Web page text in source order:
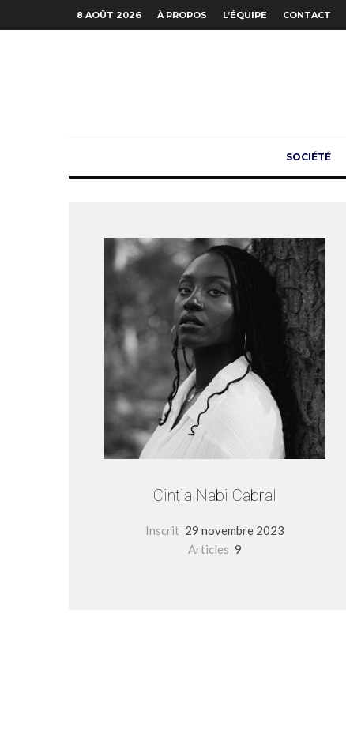
8 AOÛT 2026 À PROPOS L’ÉQUIPE CONTACT
SOCIÉTÉ
Cintia Nabi Cabral
Inscrit 29 novembre 2023
Articles 9